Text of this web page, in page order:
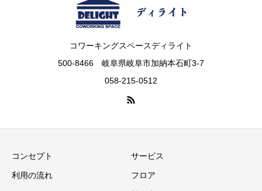
コワーキングスペースディライト
500-8466 岐阜県岐阜市加納本石町3-7
058-215-0512
コンセプト サービス
利用の流れ フロア